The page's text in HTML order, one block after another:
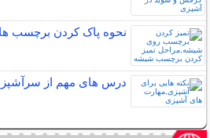
نحوه پاک کردن برچسب
درس های مهم از